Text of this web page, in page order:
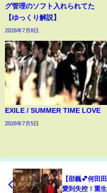
グ管理のソフト入れられてた
【ゆっくり解説】
2026年7月8日
EXILE / SUMMER TIME LOVE
2026年7月5日
【邵巍💕何田
愛到失控！重